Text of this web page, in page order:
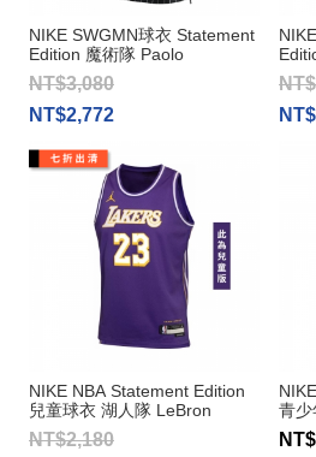
NIKE SWGMN球衣 Statement
Edition 魔術隊 Paolo
Banchero
NT$3,080
NT$2,772
NIKE NBA Statement Edition
兒童球衣 湖人隊 LeBron
James
NT$2,180
青少